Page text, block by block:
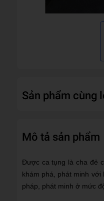
Sản phẩm cùng
Mô tả sản phẩm
Được ca tụng là cha đẻ
khám phá, phát minh
pháp, phát minh ở mức